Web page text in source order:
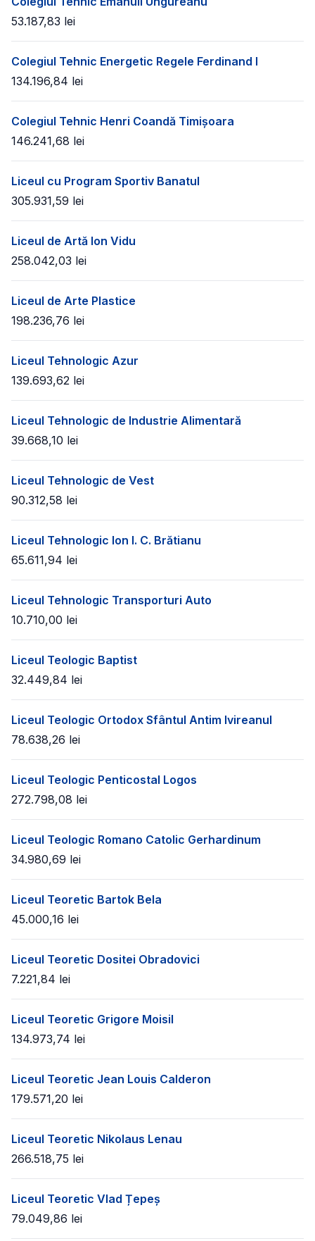
53.187,83 lei
Colegiul Tehnic Energetic Regele Ferdinand I
134.196,84 lei
Colegiul Tehnic Henri Coandă Timișoara
146.241,68 lei
Liceul cu Program Sportiv Banatul
305.931,59 lei
Liceul de Artă Ion Vidu
258.042,03 lei
Liceul de Arte Plastice
198.236,76 lei
Liceul Tehnologic Azur
139.693,62 lei
Liceul Tehnologic de Industrie Alimentară
39.668,10 lei
Liceul Tehnologic de Vest
90.312,58 lei
Liceul Tehnologic Ion I. C. Brătianu
65.611,94 lei
Liceul Tehnologic Transporturi Auto
10.710,00 lei
Liceul Teologic Baptist
32.449,84 lei
Liceul Teologic Ortodox Sfântul Antim Ivireanul
78.638,26 lei
Liceul Teologic Penticostal Logos
272.798,08 lei
Liceul Teologic Romano Catolic Gerhardinum
34.980,69 lei
Liceul Teoretic Bartok Bela
45.000,16 lei
Liceul Teoretic Dositei Obradovici
7.221,84 lei
Liceul Teoretic Grigore Moisil
134.973,74 lei
Liceul Teoretic Jean Louis Calderon
179.571,20 lei
Liceul Teoretic Nikolaus Lenau
266.518,75 lei
Liceul Teoretic Vlad Țepeș
79.049,86 lei